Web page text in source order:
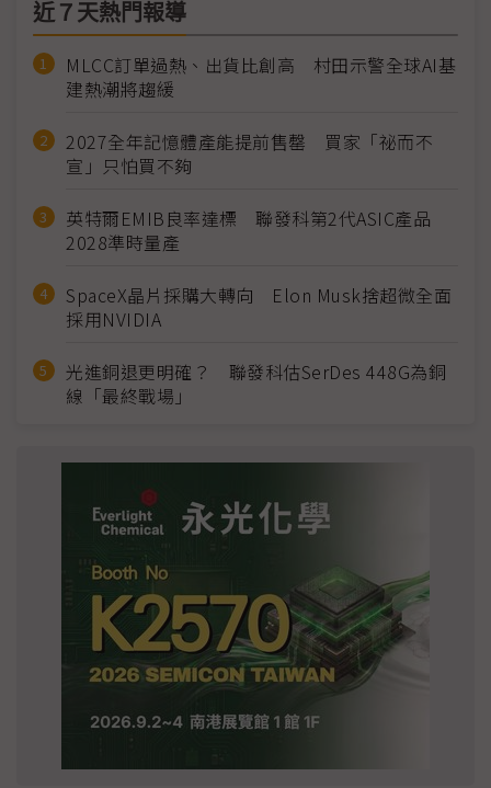
近７天熱門報導
MLCC訂單過熱、出貨比創高 村田示警全球AI基
建熱潮將趨緩
2027全年記憶體產能提前售罄 買家「祕而不
宣」只怕買不夠
英特爾EMIB良率達標 聯發科第2代ASIC產品
2028準時量產
SpaceX晶片採購大轉向 Elon Musk捨超微全面
採用NVIDIA
光進銅退更明確？ 聯發科估SerDes 448G為銅
線「最終戰場」